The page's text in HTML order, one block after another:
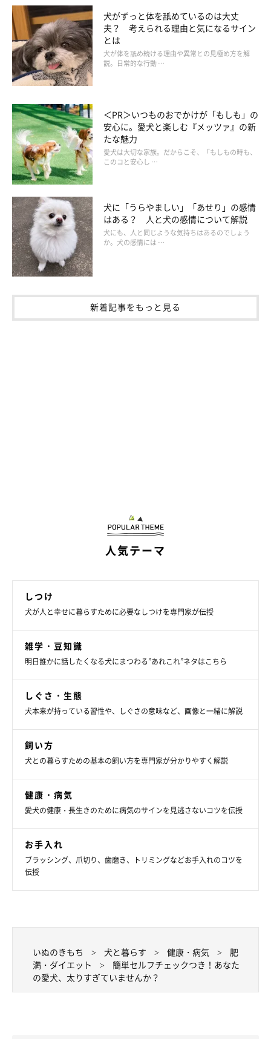
増えるおそれもあります。
肥満度をチェックしよう！
愛犬の体型をチェックしたことはありますか？ 犬の肥満の判断
には、体重だけでなく体型も重要です。愛犬の体型は適切か、そ
イラスト／オガワナホ
・余分な脂肪はなく、肋骨を簡単に触れる
・横から見ると腹部がつり上がっている
犬がずっと体を舐めているのは大丈
夫？ 考えられる理由と気になるサイン
とは
犬が体を舐め続ける理由や異常との見極め方を解
説。日常的な行動 …
＜PR＞いつものおでかけが「もしも」の
安心に。愛犬と楽しむ『メッツァ』の新
たな魅力
愛犬は大切な家族。だからこそ、「もしもの時も、
このコと安心し …
犬に「うらやましい」「あせり」の感情
はある？ 人と犬の感情について解説
犬にも、人と同じような気持ちはあるのでしょう
か。犬の感情には …
新着記事をもっと見る
人気テーマ
しつけ
犬が人と幸せに暮らすために必要なしつけを専門家が伝授
雑学・豆知識
明日誰かに話したくなる犬にまつわる”あれこれ”ネタはこちら
しぐさ・生態
犬本来が持っている習性や、しぐさの意味など、画像と一緒に解説
飼い方
犬との暮らすための基本の飼い方を専門家が分かりやすく解説
健康・病気
愛犬の健康・長生きのために病気のサインを見逃さないコツを伝授
お手入れ
ブラッシング、爪切り、歯磨き、トリミングなどお手入れのコツを
伝授
いぬのきもち 犬と暮らす 健康・病気
肥
満・ダイエット
簡単セルフチェックつき！あなた
の愛犬、太りすぎていませんか？